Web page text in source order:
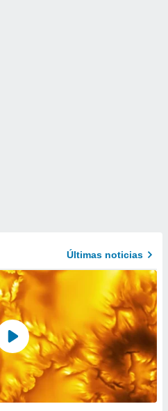
Últimas noticias